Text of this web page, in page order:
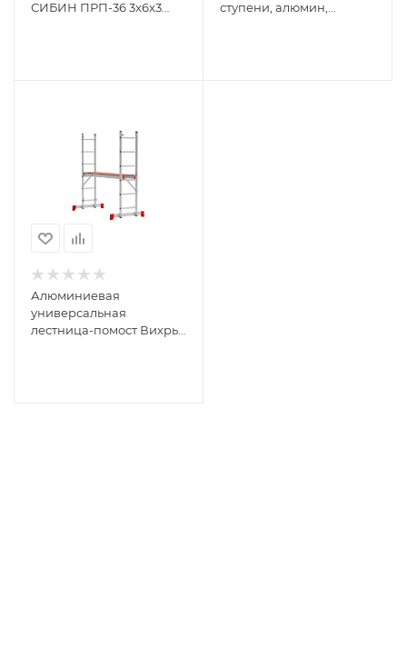
СИБИН ПРП-36 3x6x3
ступени, алюмин,
Алюминиевая
универсальная
лестница-помост Вихрь